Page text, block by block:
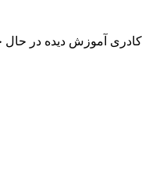
کادری آموزش دیده در